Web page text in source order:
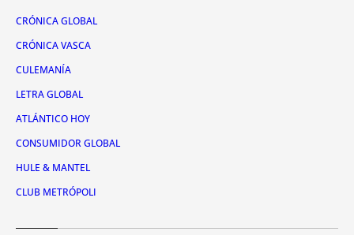
CRÓNICA GLOBAL
CRÓNICA VASCA
CULEMANÍA
LETRA GLOBAL
ATLÁNTICO HOY
CONSUMIDOR GLOBAL
HULE & MANTEL
CLUB METRÓPOLI